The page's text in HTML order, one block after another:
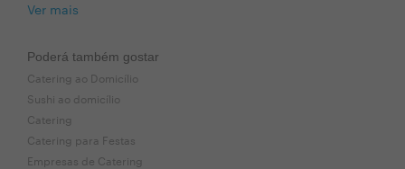
Ver mais
Poderá também gostar
Catering ao Domicílio
Sushi ao domicílio
Catering
Catering para Festas
Empresas de Catering